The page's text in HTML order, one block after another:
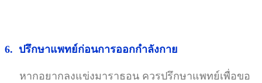
6. ปรึกษาแพทย์ก่อนการออกกำลังกาย
หากอยากลงแข่งมาราธอน ควรปรึกษาแพทย์เพื่อขอ